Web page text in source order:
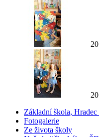
Základní škola,
Fotogalerie
Ze života školy